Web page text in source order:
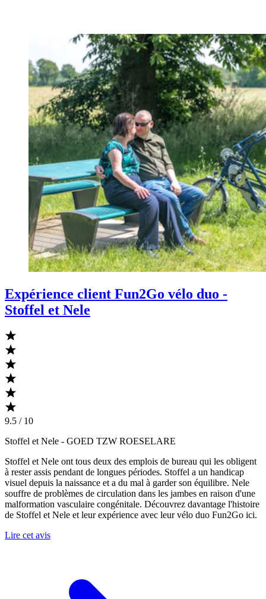
Expérience client Fun2Go vélo duo -
Stoffel et Nele
9.5 / 10
Stoffel et Nele - GOED TZW ROESELARE
Stoffel et Nele ont tous deux des emplois de bureau qui les obligent
à rester assis pendant de longues périodes. Stoffel a un handicap
visuel depuis la naissance et a du mal à garder son équilibre. Nele
souffre de problèmes de circulation dans les jambes en raison d'une
malformation vasculaire congénitale. Découvrez davantage l'histoire
de Stoffel et Nele et leur expérience avec leur vélo duo Fun2Go ici.
Lire cet avis